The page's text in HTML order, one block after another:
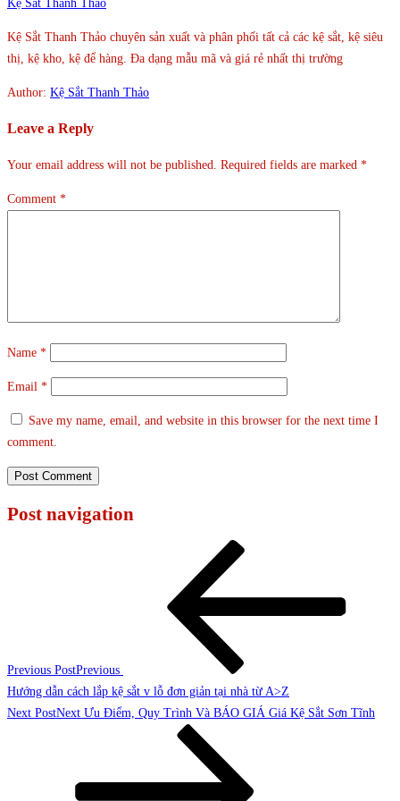
Kệ Sắt Thanh Thảo
Kệ Sắt Thanh Thảo chuyên sản xuất và phân phối tất cả các kệ sắt, kệ siêu
thị, kệ kho, kệ để hàng. Đa dạng mẫu mã và giá rẻ nhất thị trường
Author: Kệ Sắt Thanh Thảo
Leave a Reply
Your email address will not be published. Required fields are marked *
Comment *
Name *
Email *
Save my name, email, and website in this browser for the next time I
comment.
Post navigation
Previous PostPrevious
Hướng dẫn cách lắp kệ sắt v lỗ đơn giản tại nhà từ A>Z
Next PostNext Ưu Điểm, Quy Trình Và BÁO GIÁ Giá Kệ Sắt Sơn Tĩnh